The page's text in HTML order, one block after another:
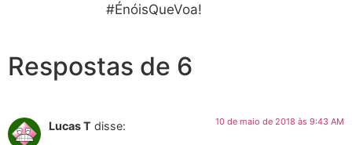
#ÉnóisQueVoa!
Respostas de 6
Lucas T disse: 10 de maio de 2018 às 9:43 AM